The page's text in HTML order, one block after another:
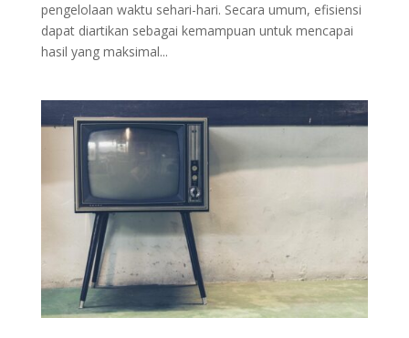
pengelolaan waktu sehari-hari. Secara umum, efisiensi
dapat diartikan sebagai kemampuan untuk mencapai
hasil yang maksimal...